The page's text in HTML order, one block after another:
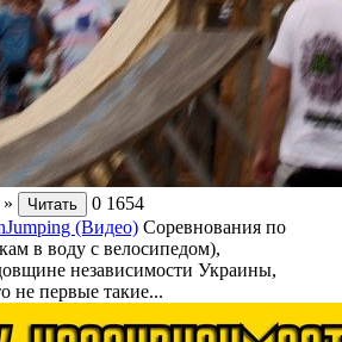
» Читать 0 1654
(Видео) Соревнования по
в воду с велосипедом),
независимости Украины,
не первые такие...